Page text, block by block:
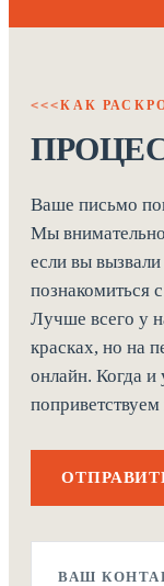
<<<КАК
Ваше письмо
Мы
если вы
познакомиться
Лучше всего у
красках, но на
онлайн. Когда и
ВАШ